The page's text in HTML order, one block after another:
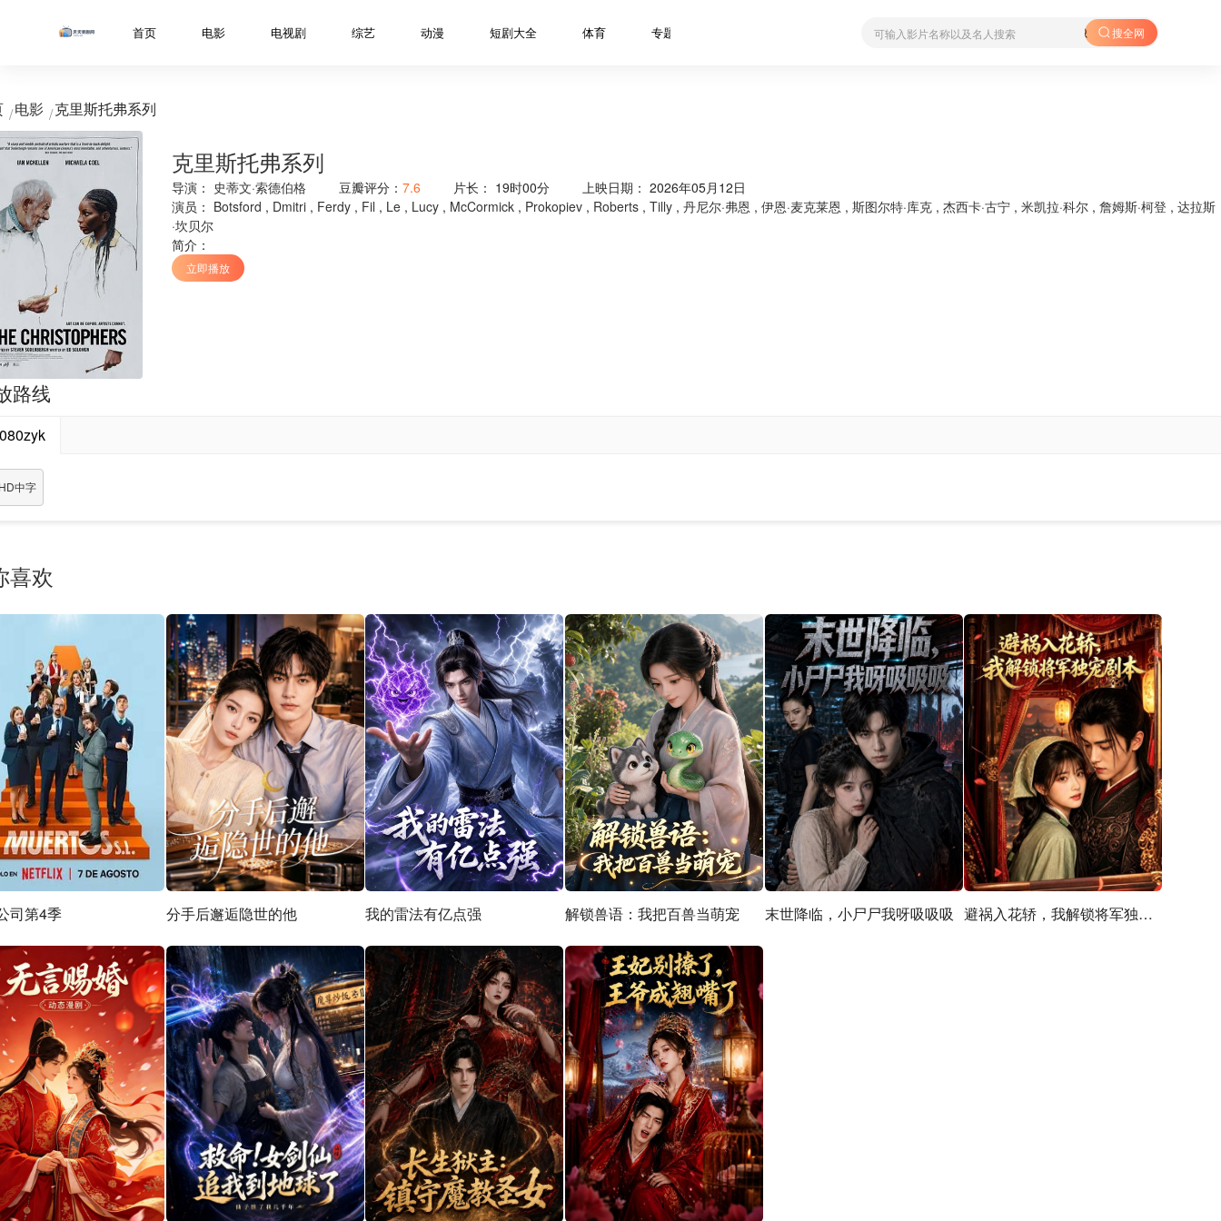
首页 电影 电视剧 综艺 动漫 短剧大全 体育 专题 搜全网
电影 克里斯托弗系列
克里斯托弗系列
导演： 史蒂文·索德伯格 豆瓣评分： 7.6 片长： 19时00分
上映日期： 2026年05月12日
演员： Botsford , Dmitri , Ferdy , Fil , Le , Lucy , McCormick , Prokopiev , Roberts , Tilly , 丹尼尔·弗恩 , 伊恩·麦克莱恩 , 斯图尔特·库克 , 杰西卡·古宁 , 米凯拉·科尔 , 詹姆斯·柯登 , 达拉斯
·坎贝尔
简介：
立即播放
路线
中字
喜欢
司第4季 分手后邂逅隐世的他 我的雷法有亿点强 解锁兽语：我把百兽当萌宠 末世降临，小尸尸我呀吸吸吸 避祸入花轿，我解锁将军独宠剧本